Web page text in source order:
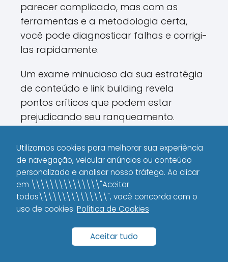
parecer complicado, mas com as
ferramentas e a metodologia certa,
você pode diagnosticar falhas e corrigi-
las rapidamente.
Um exame minucioso da sua estratégia
de conteúdo e link building revela
pontos críticos que podem estar
prejudicando seu ranqueamento.
revisão periódica pode melhorar o
desempenho do site em até 20%.
Você já realizou uma auditoria
completa no seu site este ano? Se não,
esse é o momento de agir – uma
análise detalhada pode salvar meses
de trabalho duro.
Utilizamos cookies para melhorar sua experiência
de navegação, veicular anúncios ou conteúdo
personalizado e analisar nosso tráfego. Ao clicar
em \\\\\\\\\\\\\\\"Aceitar
todos\\\\\\\\\\\\\\\", você concorda com o
uso de cookies. Política de Cookies
Aceitar tudo